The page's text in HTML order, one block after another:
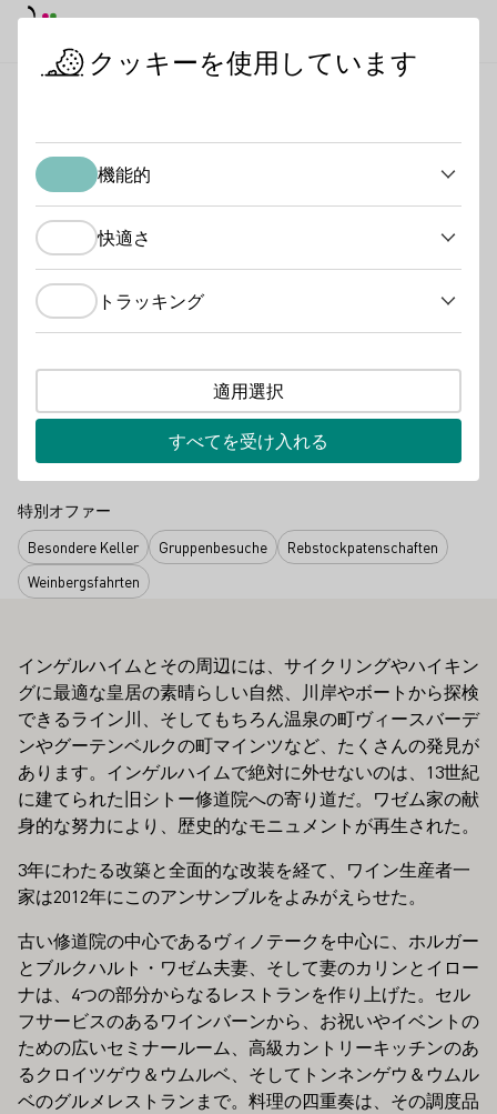
ワセムワイン
品種グループタイプ
Glühwein Perlwein / Secco Sekt
会員種別
サービスの種類
特別オファー
Besondere Keller Gruppenbesuche
Rebstockpatenschaften
Weinbergsfahrten
インゲルハイムとその周辺には、サイクリングやハイキン
グに最適な皇居の素晴らしい自然、川岸やボートから探検
できるライン川、そしてもちろん温泉の町ヴィースバーデ
ンやグーテンベルクの町マインツなど、たくさんの発見が
あります。インゲルハイムで絶対に外せないのは、13世紀
に建てられた旧シトー修道院への寄り道だ。ワゼム家の献
身的な努力により、歴史的なモニュメントが再生された。
3年にわたる改築と全面的な改装を経て、ワイン生産者一
家は2012年にこのアンサンブルをよみがえらせた。
古い修道院の中心であるヴィノテークを中心に、ホルガー
とブルクハルト・ワゼム夫妻、そして妻のカリンとイロー
ナは、4つの部分からなるレストランを作り上げた。セル
フサービスのあるワインバーンから、お祝いやイベントの
ための広いセミナールーム、高級カントリーキッチンのあ
るクロイツゲウ＆ウムルベ、そしてトンネンゲウ＆ウムル
ベのグルメレストランまで。料理の四重奏は、その調度品
クッキーを使用しています
機能的
快適さ
トラッキング
適用選択
すべてを受け入れる